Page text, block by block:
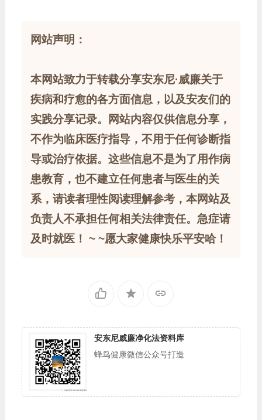
网站声明：
本网站致力于转载分享安东尼·威廉关于
疾病和疗愈的各方面信息，以及安友们的
实践分享记录。网站内容仅供信息分享，
不作为临床医疗指导，不用于任何诊断指
导或治疗依据。这些信息不是为了用作病
患教育，也不建立任何患者与医生的关
系，请读者理性阅读理解参考，本网站及
负责人不承担任何相关法律责任。急症请
及时就医！ ~ ~愿大家健康快乐平安哈！
安东尼威廉净化法资料库
蜂鸟健康微信公众号打造